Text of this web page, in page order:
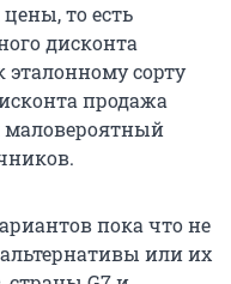
то есть
дисконта
эталонному сорту
продажа
маловероятный
пока что не
или их